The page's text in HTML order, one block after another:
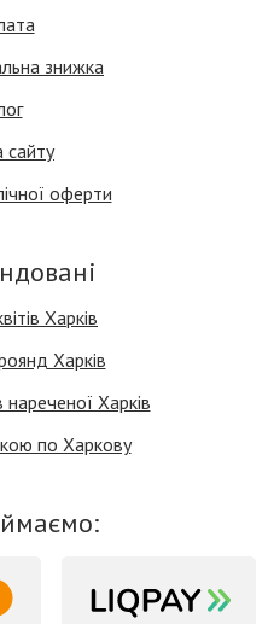
знижка
сайту
оферти
Харків
Харків
Харків
по Харкову